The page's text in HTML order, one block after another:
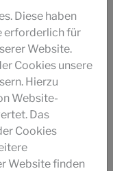
(ILM)
(ILM)
Diese haben
erforderlich für
Website.
Cookies unsere
Hierzu
Website-
Das
Cookies
Website finden